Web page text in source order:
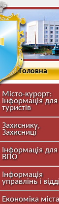
Головна
Місто-курорт:
інформація для
туристів
Захиснику,
Захисниці
Інформація для
ВПО
Інформація
управлінь і
Економіка міста